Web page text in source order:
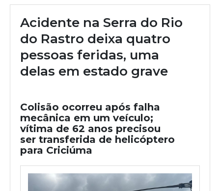
Acidente na Serra do Rio
do Rastro deixa quatro
pessoas feridas, uma
delas em estado grave
Colisão ocorreu após falha
mecânica em um veículo;
vítima de 62 anos precisou
ser transferida de helicóptero
para Criciúma